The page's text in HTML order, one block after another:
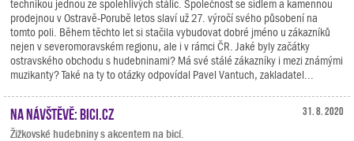
technikou jednou ze spolehlivých stálic. Společnost se sídlem a kamennou
prodejnou v Ostravě-Porubě letos slaví už 27. výročí svého působení na
tomto poli. Během těchto let si stačila vybudovat dobré jméno u zákazníků
nejen v severomoravském regionu, ale i v rámci ČR. Jaké byly začátky
ostravského obchodu s hudebninami? Má své stálé zákazníky i mezi známými
muzikanty? Také na ty to otázky odpovídal Pavel Vantuch, zakladatel...
31. 8. 2020
Na návštěvě: Bici.cz
Žižkovské hudebniny s akcentem na bicí.